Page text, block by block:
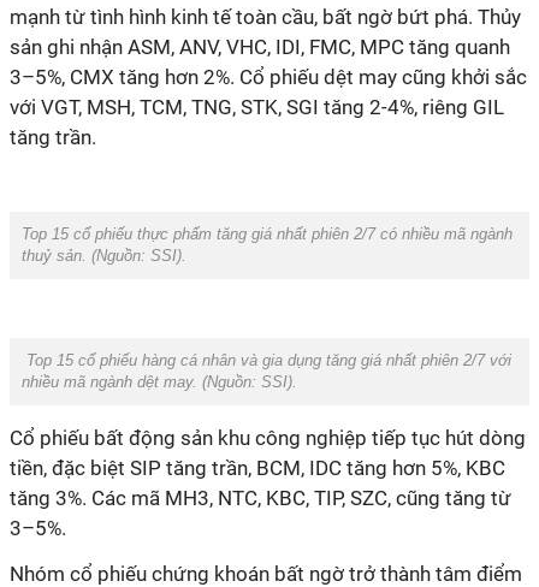
mạnh từ tình hình kinh tế toàn cầu, bất ngờ bứt phá. Thủy
sản ghi nhận ASM, ANV, VHC, IDI, FMC, MPC tăng quanh
3–5%, CMX tăng hơn 2%. Cổ phiếu dệt may cũng khởi sắc
với VGT, MSH, TCM, TNG, STK, SGI tăng 2-4%, riêng GIL
tăng trần.
Top 15 cổ phiếu thực phẩm tăng giá nhất phiên 2/7 có nhiều mã ngành
thuỷ sản. (Nguồn: SSI).
Top 15 cổ phiếu hàng cá nhân và gia dụng tăng giá nhất phiên 2/7 với
nhiều mã ngành dệt may. (Nguồn: SSI).
Cổ phiếu bất động sản khu công nghiệp tiếp tục hút dòng
tiền, đặc biệt SIP tăng trần, BCM, IDC tăng hơn 5%, KBC
tăng 3%. Các mã MH3, NTC, KBC, TIP, SZC, cũng tăng từ
3–5%.
Nhóm cổ phiếu chứng khoán bất ngờ trở thành tâm điểm